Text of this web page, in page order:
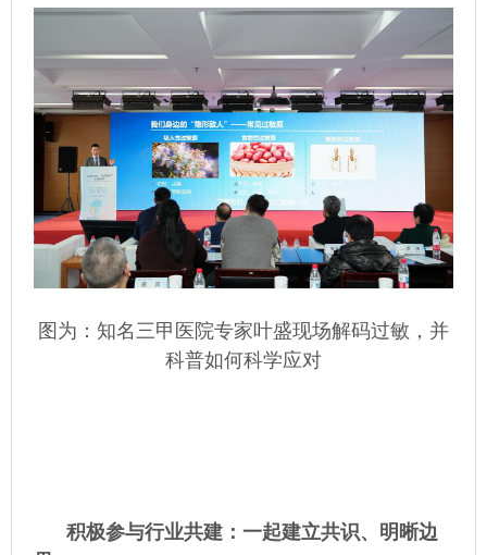
图为：知名三甲医院专家叶盛现场解码过敏，并
科普如何科学应对
积极参与行业共建： 一起建立共识、明晰边